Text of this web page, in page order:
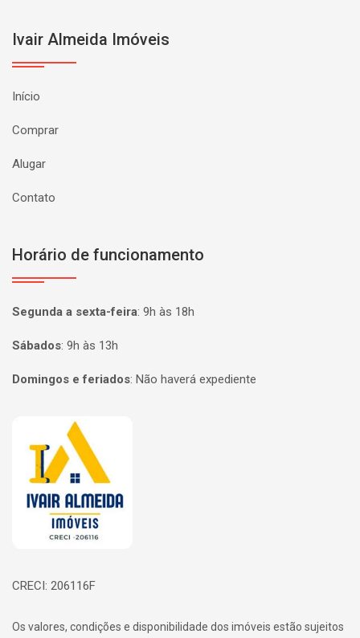
Ivair Almeida Imóveis
Início
Comprar
Alugar
Contato
Horário de funcionamento
Segunda a sexta-feira: 9h às 18h
Sábados: 9h às 13h
Domingos e feriados: Não haverá expediente
Página inicial
CRECI: 206116F
Os valores, condições e disponibilidade dos imóveis estão sujeitos